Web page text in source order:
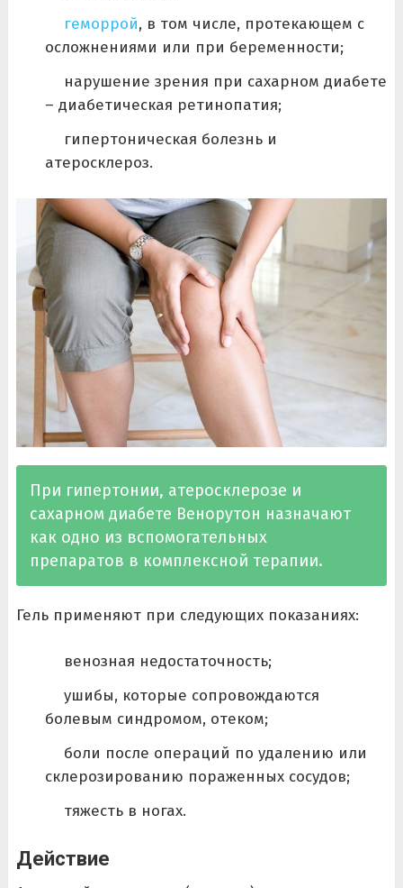
геморрой, в том числе, протекающем с
осложнениями или при беременности;
нарушение зрения при сахарном диабете
– диабетическая ретинопатия;
гипертоническая болезнь и
атеросклероз.
При гипертонии, атеросклерозе и
сахарном диабете Венорутон назначают
как одно из вспомогательных
препаратов в комплексной терапии.
Гель применяют при следующих показаниях:
венозная недостаточность;
ушибы, которые сопровождаются
болевым синдромом, отеком;
боли после операций по удалению или
склерозированию пораженных сосудов;
тяжесть в ногах.
Действие